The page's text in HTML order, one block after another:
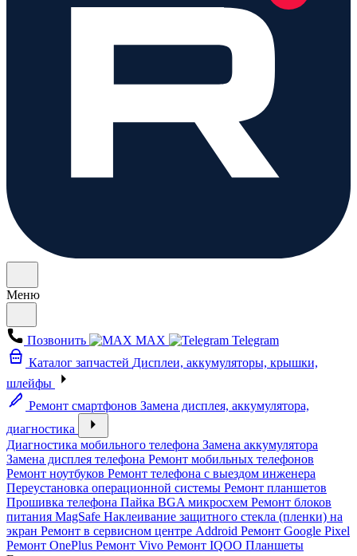
Меню
Позвонить MAX
Telegram
Каталог запчастей Дисплеи, аккумуляторы, крышки,
шлейфы
Ремонт смартфонов Замена дисплея, аккумулятора,
диагностика
Диагностика мобильного телефона Замена аккумулятора
Замена дисплея телефона Ремонт мобильных телефонов
Ремонт ноутбуков Ремонт телефона с выездом инженера
Переустановка операционной системы Ремонт планшетов
Прошивка телефона Пайка BGA микросхем Ремонт блоков
питания MagSafe Наклеивание защитного стекла (пленки) на
экран Ремонт в сервисном центре Addroid Ремонт Google Pixel
Ремонт OnePlus Ремонт Vivo Ремонт IQOO Планшеты